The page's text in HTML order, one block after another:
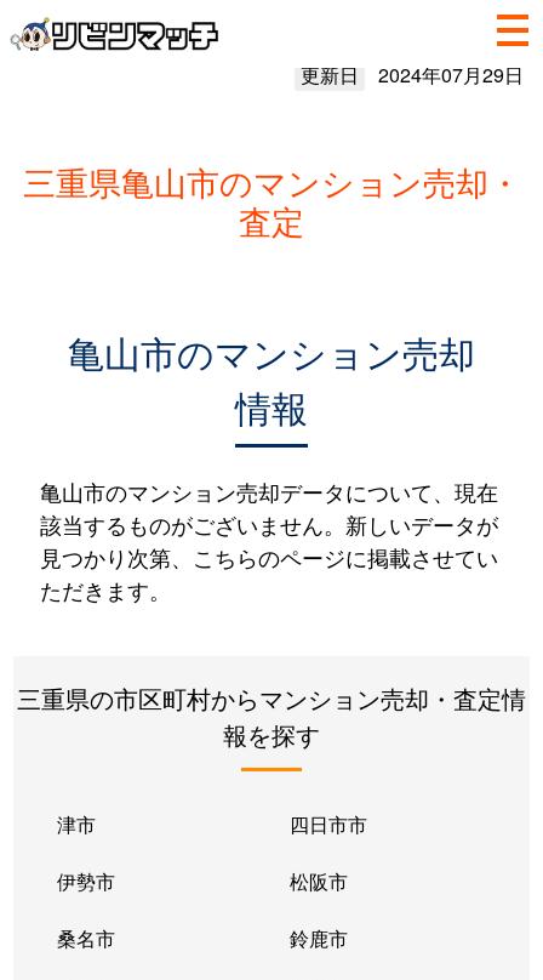
更新日 2024年07月29日
三重県亀山市のマンション売却・
査定
亀山市のマンション売却
情報
亀山市のマンション売却データについて、現在
該当するものがございません。新しいデータが
見つかり次第、こちらのページに掲載させてい
ただきます。
三重県の市区町村からマンション売却・査定情
報を探す
津市 四日市市
伊勢市 松阪市
桑名市 鈴鹿市